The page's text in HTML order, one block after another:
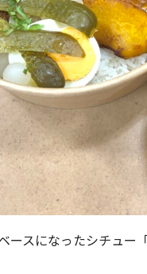
ースになったシチュー